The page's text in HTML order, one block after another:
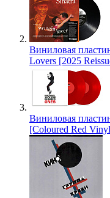
Виниловая
Lovers [2025
Виниловая
[Coloured Red